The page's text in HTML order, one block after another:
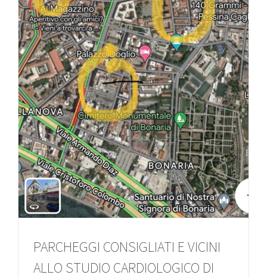
PARCHEGGI CONSIGLIATI E VICINI
ALLO STUDIO CARDIOLOGICO DI